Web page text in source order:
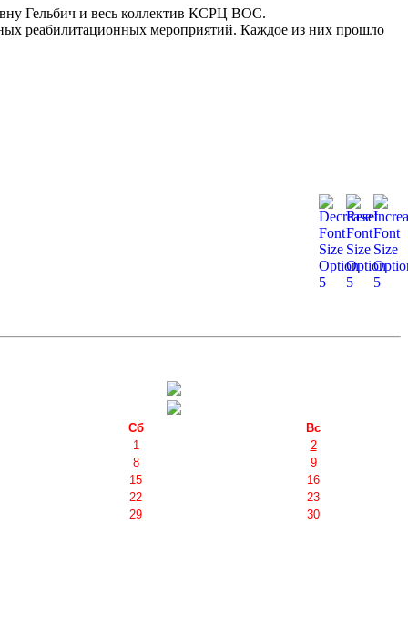
Гельбич и весь коллектив КСРЦ ВОС.
реабилитационных мероприятий. Каждое из них прошло
Сб
Вс
1
2
8
9
15
16
22
23
29
30